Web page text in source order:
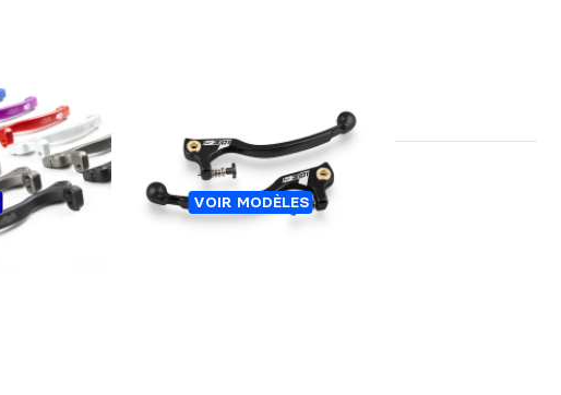
S3 DIGIT VOIR MODÈLES
LEVIERS S3-01 AVEC
RÉGULATEUR